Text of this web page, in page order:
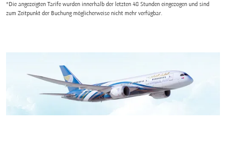
*Die angezeigten Tarife wurden innerhalb der letzten 48 Stunden eingezogen und sind
zum Zeitpunkt der Buchung möglicherweise nicht mehr verfügbar.